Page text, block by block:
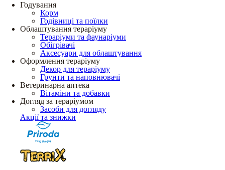
Годування
Корм
Годівниці та поїлки
Облаштування тераріуму
Тераріуми та фаунаріуми
Обігрівачі
Аксесуари для облаштування
Оформлення тераріуму
Декор для тераріуму
Грунти та наповнювачі
Ветеринарна аптека
Вітаміни та добавки
Догляд за тераріумом
Засоби для догляду
Акції та знижки